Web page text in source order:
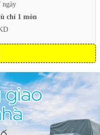
ngày
chỉ 1 món